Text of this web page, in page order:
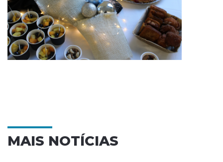
MAIS NOTÍCIAS